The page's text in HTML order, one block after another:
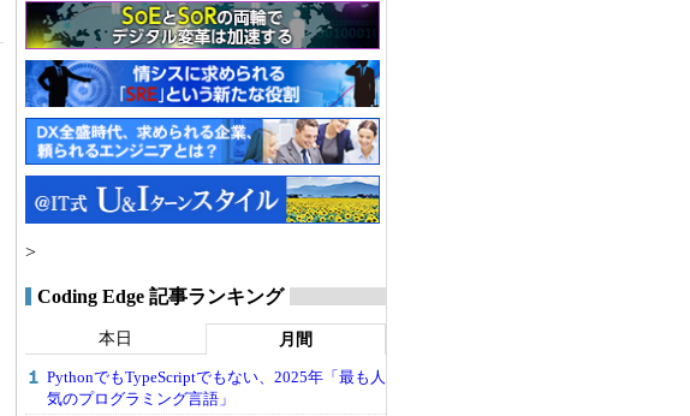
>
Coding Edge 記事ランキング
本日 月間
PythonでもTypeScriptでもない、2025年「最も人
気のプログラミング言語」